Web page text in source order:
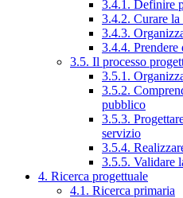
3.4.1. Definire
3.4.2. Curare
3.4.3.
3.4.4. Prendere
3.5. Il processo
3.5.1.
3.5.2.
pubblico
3.5.3.
servizio
3.5.4.
3.5.5. Validare
4. Ricerca progettuale
4.1. Ricerca primaria